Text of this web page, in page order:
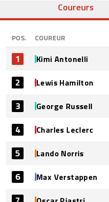
Coureurs
POS. COUREUR
1 Kimi Antonelli
2 Lewis Hamilton
3 George Russell
4 Charles Leclerc
5 Lando Norris
6 Max Verstappen